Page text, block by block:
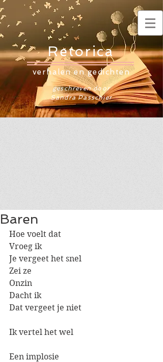
Retorica
verhalen en gedichten
geschreven door
Sandra Passchier
Baren
Hoe voelt dat
Vroeg ik
Je vergeet het snel
Zei ze
Onzin
Dacht ik
Dat vergeet je niet
Ik vertel het wel
Een implosie